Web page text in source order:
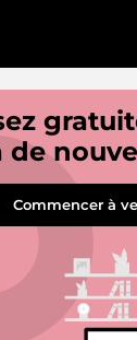
de
Commencer à